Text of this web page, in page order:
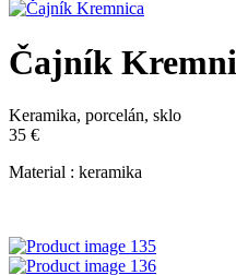
Čajník
Keramika, porcelán, sklo
35 €
Material : keramika